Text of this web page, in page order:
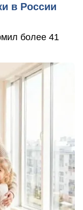
в России
более 41